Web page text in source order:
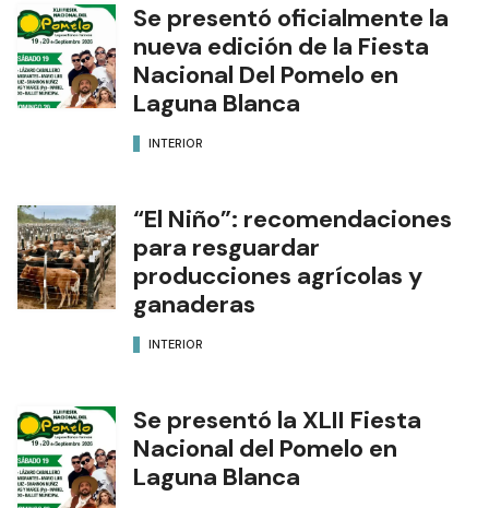
Se presentó oficialmente la
nueva edición de la Fiesta
Nacional Del Pomelo en
Laguna Blanca
INTERIOR
“El Niño”: recomendaciones
para resguardar
producciones agrícolas y
ganaderas
INTERIOR
Se presentó la XLII Fiesta
Nacional del Pomelo en
Laguna Blanca